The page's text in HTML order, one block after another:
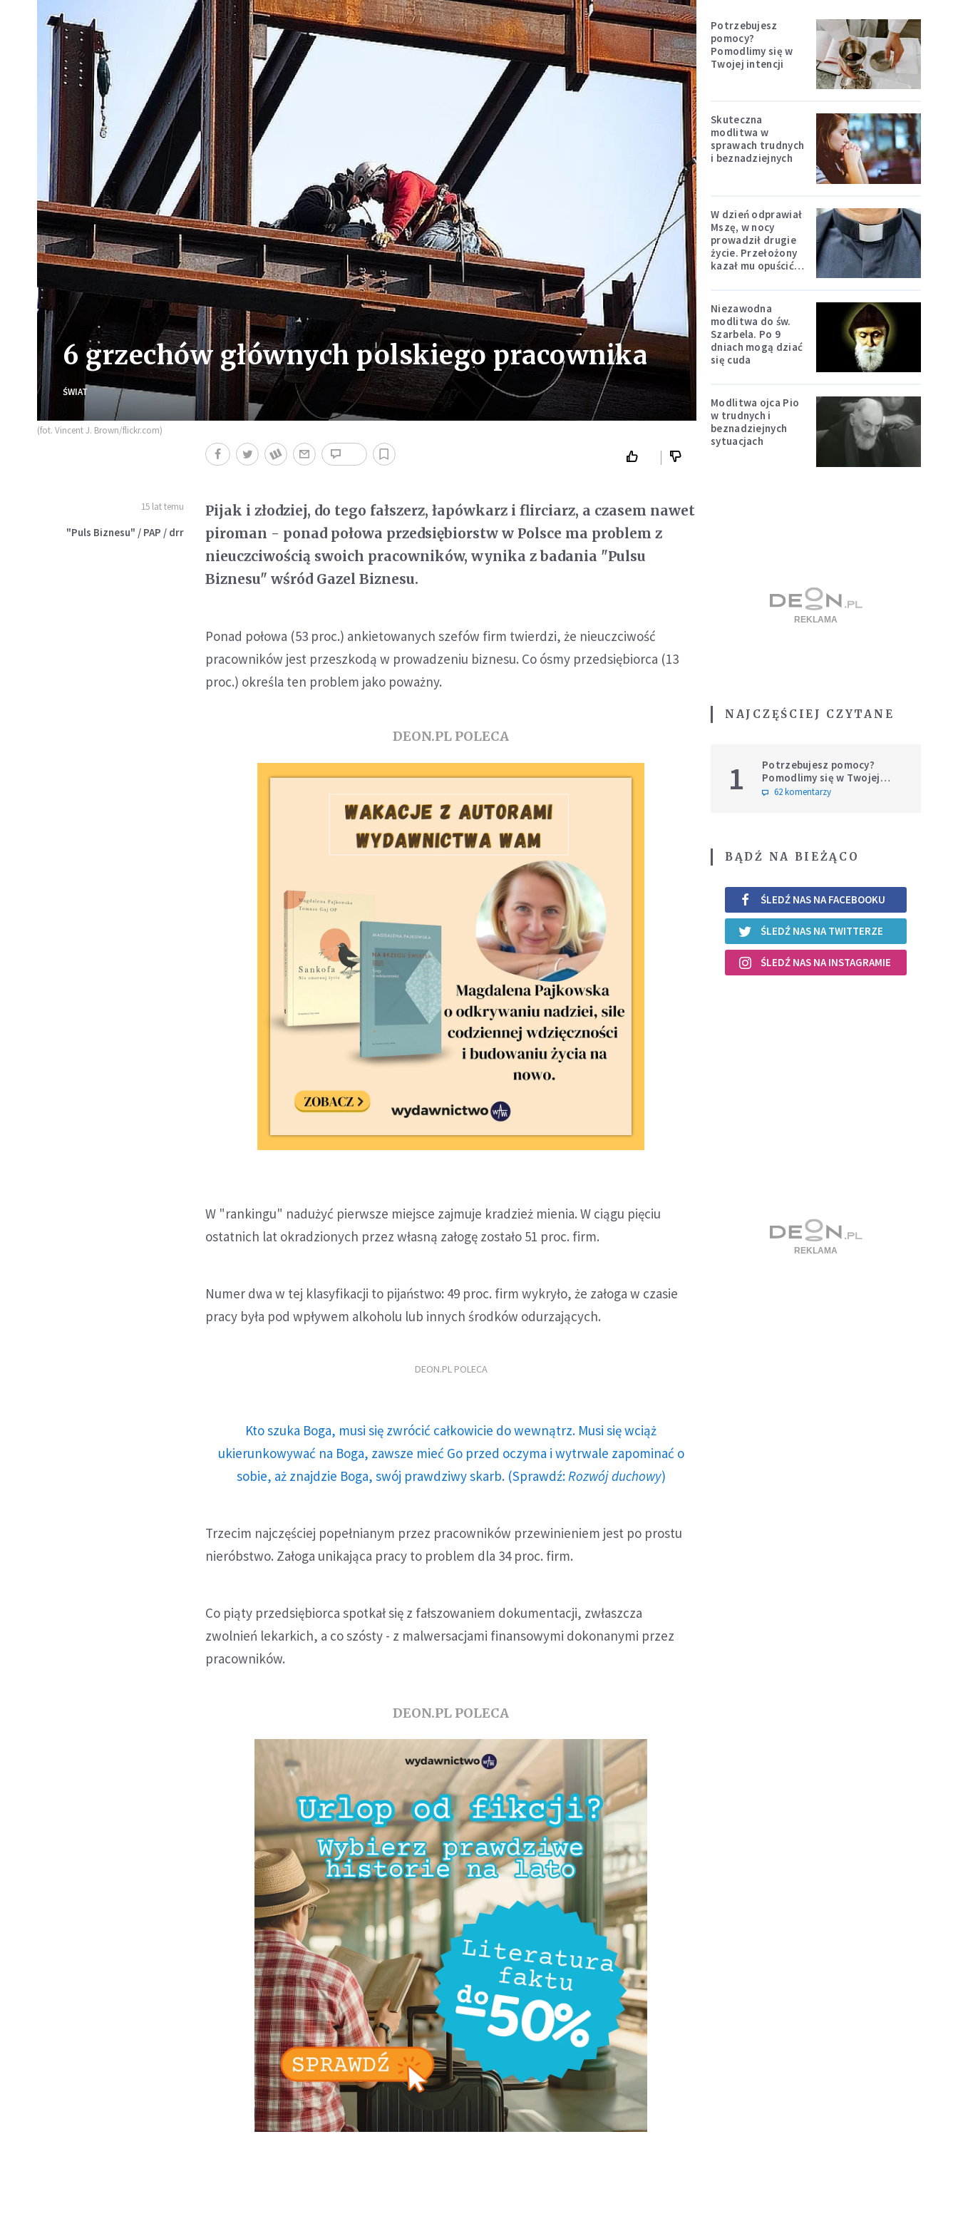
6 grzechów głównych polskiego pracownika
ŚWIAT
(fot. Vincent J. Brown/flickr.com)
15 lat temu
"Puls Biznesu" / PAP / drr
Pijak i złodziej, do tego fałszerz, łapówkarz i flirciarz, a czasem nawet
piroman - ponad połowa przedsiębiorstw w Polsce ma problem z
nieuczciwością swoich pracowników, wynika z badania "Pulsu
Biznesu" wśród Gazel Biznesu.
Ponad połowa (53 proc.) ankietowanych szefów firm twierdzi, że nieuczciwość
pracowników jest przeszkodą w prowadzeniu biznesu. Co ósmy przedsiębiorca (13
proc.) określa ten problem jako poważny.
DEON.PL POLECA
W "rankingu" nadużyć pierwsze miejsce zajmuje kradzież mienia. W ciągu pięciu
ostatnich lat okradzionych przez własną załogę zostało 51 proc. firm.
Numer dwa w tej klasyfikacji to pijaństwo: 49 proc. firm wykryło, że załoga w czasie
pracy była pod wpływem alkoholu lub innych środków odurzających.
DEON.PL POLECA
Kto szuka Boga, musi się zwrócić całkowicie do wewnątrz. Musi się wciąż
ukierunkowywać na Boga, zawsze mieć Go przed oczyma i wytrwale zapominać o
sobie, aż znajdzie Boga, swój prawdziwy skarb. (Sprawdź: Rozwój duchowy)
Trzecim najczęściej popełnianym przez pracowników przewinieniem jest po prostu
nieróbstwo. Załoga unikająca pracy to problem dla 34 proc. firm.
Co piąty przedsiębiorca spotkał się z fałszowaniem dokumentacji, zwłaszcza
zwolnień lekarkich, a co szósty - z malwersacjami finansowymi dokonanymi przez
pracowników.
DEON.PL POLECA
Potrzebujesz
pomocy?
Pomodlimy się w
Twojej intencji
Skuteczna
modlitwa w
sprawach trudnych
i beznadziejnych
W dzień odprawiał
Mszę, w nocy
prowadził drugie
życie. Przełożony
kazał mu opuścić
Niezawodna
modlitwa do św.
Szarbela. Po 9
dniach mogą dziać
się cuda
Modlitwa ojca Pio
w trudnych i
beznadziejnych
sytuacjach
NAJCZĘŚCIEJ CZYTANE
1
Potrzebujesz pomocy?
Pomodlimy się w Twojej
intencji
62 komentarzy
BĄDŹ NA BIEŻĄCO
ŚLEDŹ NAS NA FACEBOOKU
ŚLEDŹ NAS NA TWITTERZE
ŚLEDŹ NAS NA INSTAGRAMIE